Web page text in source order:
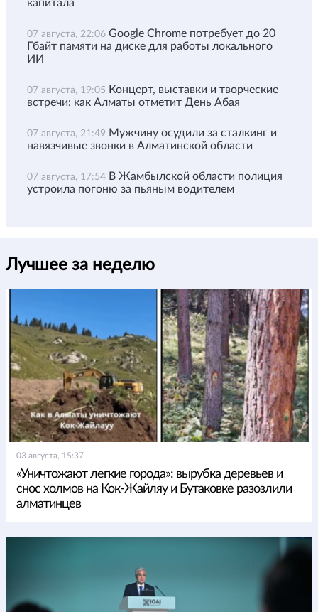
капитала
07 августа, 22:06 Google Chrome потребует до 20
Гбайт памяти на диске для работы локального
ИИ
07 августа, 19:05 Концерт, выставки и творческие
встречи: как Алматы отметит День Абая
07 августа, 21:49 Мужчину осудили за сталкинг и
навязчивые звонки в Алматинской области
07 августа, 17:54 В Жамбылской области полиция
устроила погоню за пьяным водителем
Лучшее за неделю
03 августа, 15:37
«Уничтожают легкие города»: вырубка деревьев и
снос холмов на Кок-Жайляу и Бутаковке разозлили
алматинцев